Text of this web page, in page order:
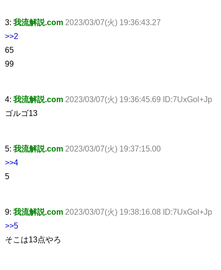
3: 我流解説.com 2023/03/07(火) 19:36:43.27
>>2
65
99
4: 我流解説.com 2023/03/07(火) 19:36:45.69 ID:7UxGol+Jp
ゴルゴ13
5: 我流解説.com 2023/03/07(火) 19:37:15.00
>>4
5
9: 我流解説.com 2023/03/07(火) 19:38:16.08 ID:7UxGol+Jp
>>5
そこは13点やろ